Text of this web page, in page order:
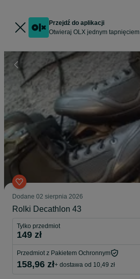
Przejdź do aplikacji
Otwieraj OLX jednym tapnięciem
Dodane 02 sierpnia 2026
Rolki Decathlon 43
Tylko przedmiot
149 zł
Przedmiot z Pakietem Ochronnym
158,96 zł+ dostawa od 10,49 zł